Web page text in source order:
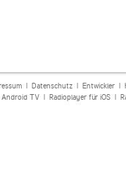
| Datenschutz| Entwickler|
Android TV| Radioplayer für iOS|